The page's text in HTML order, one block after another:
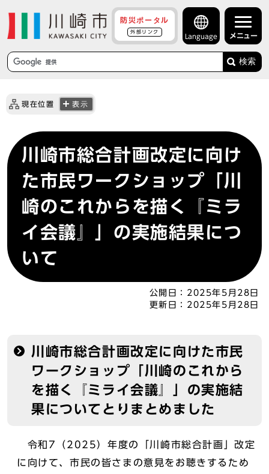
防災ポータル
外部リンク
Language メニュー
検索
現在位置 表示
川崎市総合計画改定に向け
た市民ワークショップ「川
崎のこれからを描く『ミラ
イ会議』」の実施結果につ
いて
公開日： 2025年5月28日
更新日： 2025年5月28日
川崎市総合計画改定に向けた市民
ワークショップ「川崎のこれから
を描く『ミライ会議』」の実施結
果についてとりまとめました
令和7（2025）年度の「川崎市総合計画」改定
に向けて、市民の皆さまの意見をお聴きするため